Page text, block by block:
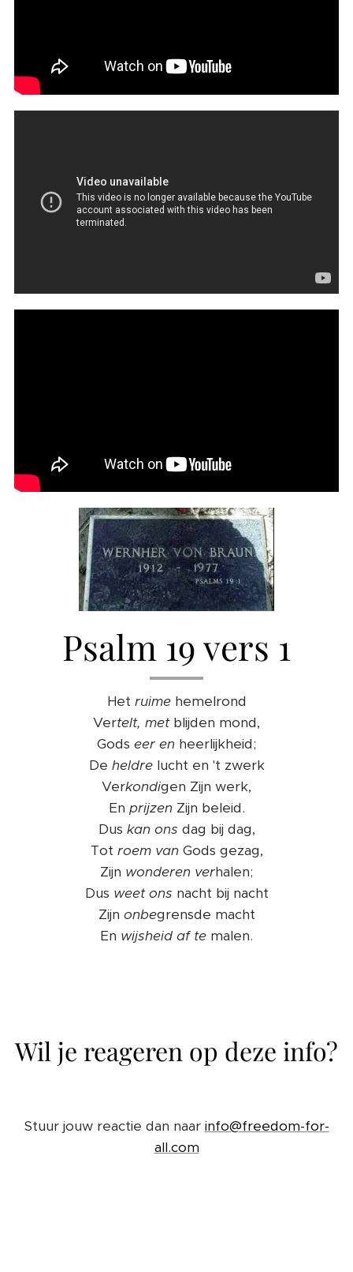
Psalm 19 vers 1
Het ruimehemelrond
Vertelt, metblijden mond,
Gods eer en heerlijkheid;
De heldrelucht en 't zwerk
Verkondigen Zijn werk,
En prijzenZijn beleid.
Dus kan ons dag bij dag,
Tot roem vanGods gezag,
Zijn wonderen verhalen;
Dus weet ons nacht bij nacht
Zijn onbegrensde macht
En wijsheid af te malen.
Wil je reageren op deze info?
Stuur jouw reactie dan naar info@freedom-for-
all.com